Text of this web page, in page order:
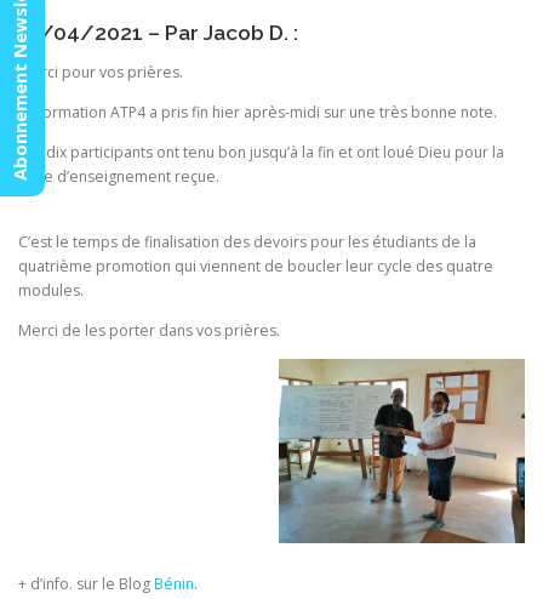
17/04/2021 – Par Jacob D. :
Merci pour vos prières.
La formation ATP4 a pris fin hier après-midi sur une très bonne note.
Les dix participants ont tenu bon jusqu’à la fin et ont loué Dieu pour la
mine d’enseignement reçue.
C’est le temps de finalisation des devoirs pour les étudiants de la
quatrième promotion qui viennent de boucler leur cycle des quatre
modules.
Merci de les porter dans vos prières.
+ d’info. sur le BlogBénin.
Abonnement Newsletter